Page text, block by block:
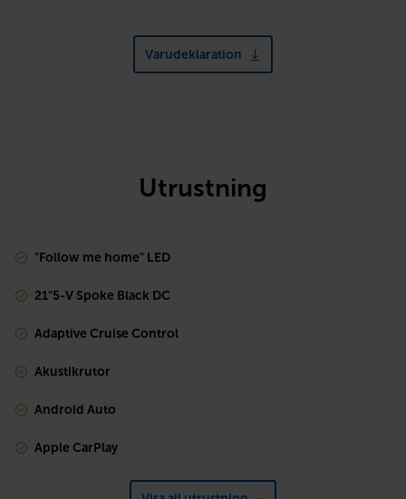
Varudeklaration
Utrustning
"Follow me home" LED
21"5-V Spoke Black DC
Adaptive Cruise Control
Akustikrutor
Android Auto
Apple CarPlay